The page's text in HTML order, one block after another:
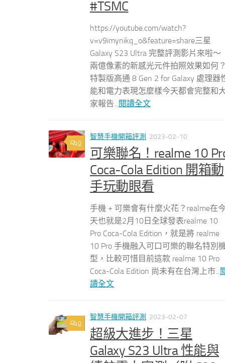
#TSMC
https://youtube.com/watch?
v=v9imynikq_o&feature=share三星
Galaxy S23 Ultra 完整評測影片來啦～
兩億像素的新感光元件拍照效果如何
特製版高通 8 Gen 2 for Galaxy 處理器
能和電力表現怎麼樣今天都會完整和
家報告...閱讀全文
0
智慧手機開箱評測 2023-02-10
可樂聯名！realme 10
Coca-Cola Edition 開箱動
手玩動眼看
手機 + 可樂會有什麼火花？realme在
天也就是2月10日全球發表realme 10
Pro Coca-Cola Edition，就是將 realme
10 Pro 手機融入可口可樂的聯名特別
型，比較可惜目前這款 realme 10 Pro
Coca-Cola Edition 尚未有在台灣上市...
讀全文
0
智慧手機開箱評測 2023-02-07
超級大進步！三星
Galaxy S23 Ultra 性能與